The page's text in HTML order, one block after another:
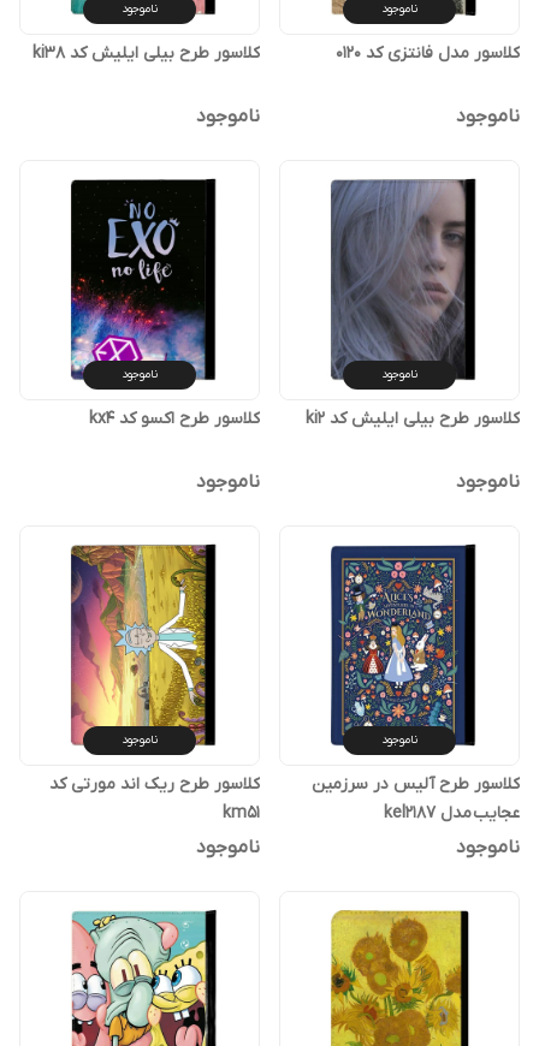
ناموجود
کلاسور مدل فانتزی کد 0120
ناموجود
ناموجود
کلاسور طرح بیلی ایلیش کد ki38
ناموجود
ناموجود
کلاسور طرح بیلی ایلیش کد ki2
ناموجود
ناموجود
کلاسور طرح اکسو کد kx4
ناموجود
ناموجود
کلاسور طرح آلیس در سرزمین
عجایب مدل kel2187
ناموجود
ناموجود
کلاسور طرح ریک اند مورتی کد
km51
ناموجود